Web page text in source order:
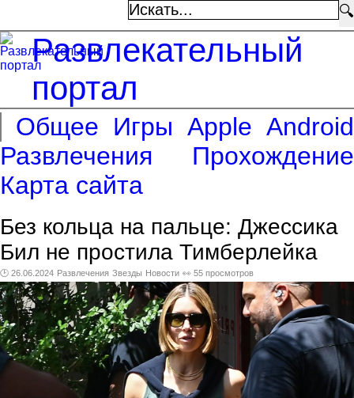
🔍
Развлекательный
портал
Общее Игры Apple Android
Развлечения
Прохождение
Карта сайта
Без кольца на пальце: Джессика
Бил не простила Тимберлейка
🕑 26.06.2024 Развлечения Звезды Новости 👀 55 просмотров